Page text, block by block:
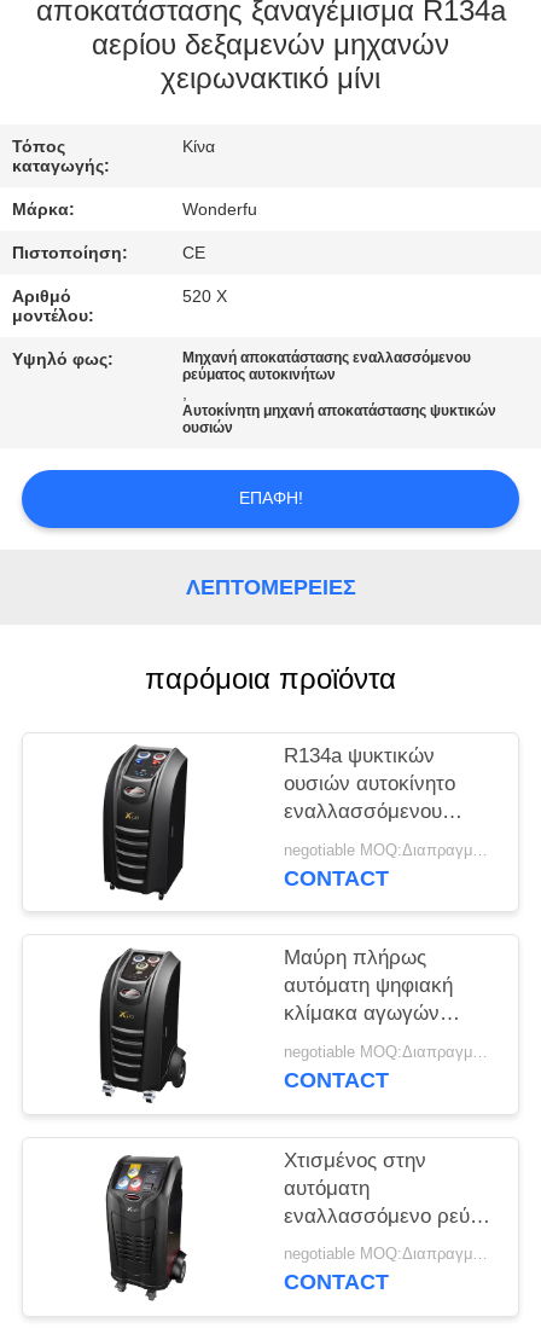
ΈΛΕΓΧΟΣ
ΣΕ
ΕΠΑΦΉ
ΜΕ
ΖΗΤΉΣΤΕ
ΈΝΑ
ΑΠΌΣΠΑΣΜΑ
SITEMAP
αποκατάστασης ξαναγέμισμα R134a
αερίου δεξαμενών μηχανών
χειρωνακτικό μίνι
Τόπος
καταγωγής:
Κίνα
Μάρκα: Wonderfu
Πιστοποίηση: CE
Αριθμό
μοντέλου:
520 Χ
Υψηλό φως:
Μηχανή αποκατάστασης εναλλασσόμενου
ρεύματος αυτοκινήτων
,
Αυτοκίνητη μηχανή αποκατάστασης ψυκτικών
ουσιών
ΕΠΑΦΉ!
ΛΕΠΤΟΜΈΡΕΙΕΣ
παρόμοια προϊόντα
R134a ψυκτικών
ουσιών αυτοκίνητο
εναλλασσόμενου
ρεύματος
αποκατάστασης
δεξαμενών μηχανών
χειρωνακτικό μίνι
negotiable MOQ:Διαπραγματεύσιμο
CONTACT
Μαύρη πλήρως
αυτόματη ψηφιακή
κλίμακα αγωγών
πετρελαίου επίδειξης
χρώματος μηχανών
εναλλασσόμενου
ρεύματος
negotiable MOQ:Διαπραγματεύσιμο
CONTACT
Χτισμένος στην
αυτόματη
εναλλασσόμενο ρεύμα
εκτυπωτών βάσεων
δεδομένων
negotiable MOQ:Διαπραγματεύσιμο
CONTACT